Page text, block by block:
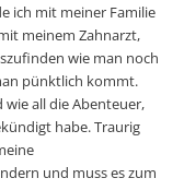
ich mit meiner Familie
meinem Zahnarzt,
wie man noch
pünktlich kommt.
all die Abenteuer,
habe. Traurig
und muss es zum